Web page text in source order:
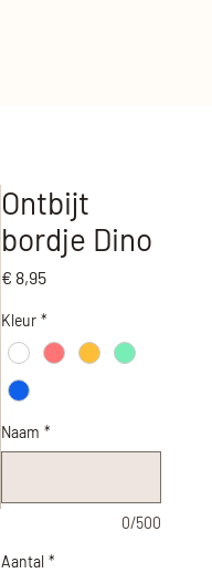
Ontbijt
bordje Dino
€ 8,95Prijs
Kleur *
Naam *
0/500
Aantal *